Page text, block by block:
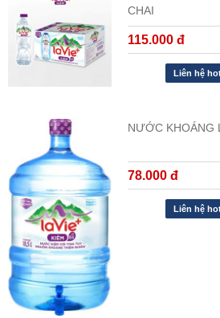
CHAI
115.000 đ
Liên hệ
NƯỚC KHOÁNG
78.000 đ
Liên hệ